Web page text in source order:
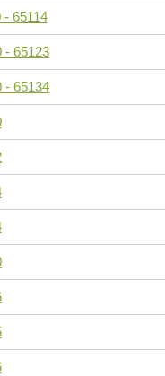
- 65114
- 65123
- 65134